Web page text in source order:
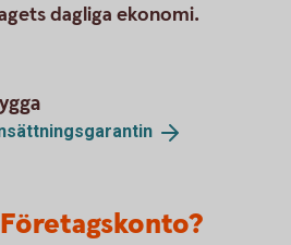
dagliga ekonomi.